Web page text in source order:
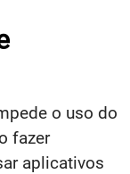
o uso do
fazer
aplicativos